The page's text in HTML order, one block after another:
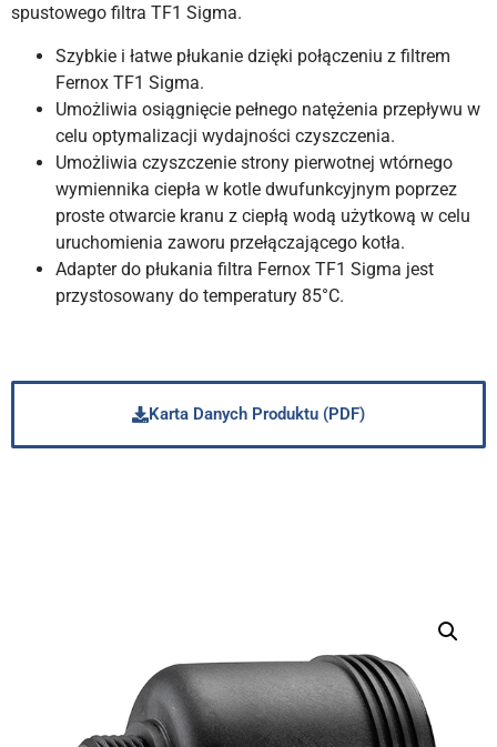
spustowego filtra TF1 Sigma.
Szybkie i łatwe płukanie dzięki połączeniu z filtrem
Fernox TF1 Sigma.
Umożliwia osiągnięcie pełnego natężenia przepływu w
celu optymalizacji wydajności czyszczenia.
Umożliwia czyszczenie strony pierwotnej wtórnego
wymiennika ciepła w kotle dwufunkcyjnym poprzez
proste otwarcie kranu z ciepłą wodą użytkową w celu
uruchomienia zaworu przełączającego kotła.
Adapter do płukania filtra Fernox TF1 Sigma jest
przystosowany do temperatury 85°C.
Karta Danych Produktu (PDF)